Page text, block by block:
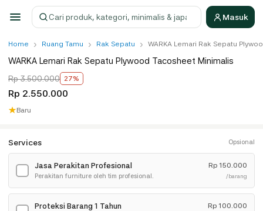
Cari produk Masuk
Home › Ruang Tamu › Rak Sepatu › WARKA Lemari Rak Sepatu
WARKA Lemari Rak Sepatu Plywood Tacosheet Minimalis
Rp 3.500.000 27%
Rp 2.550.000
★Baru
Services Opsional
Jasa Perakitan Profesional
Perakitan furniture oleh tim profesional.
Rp 150.000
/barang
Proteksi Barang 1 Tahun Rp 100.000